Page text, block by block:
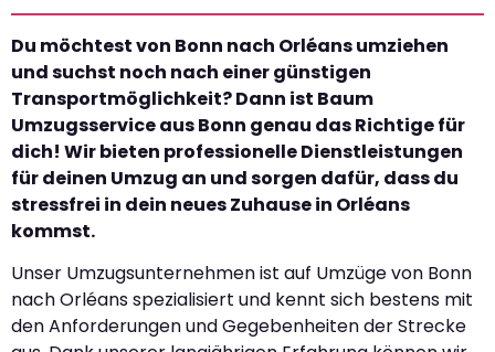
Du möchtest von Bonn nach Orléans umziehen
und suchst noch nach einer günstigen
Transportmöglichkeit? Dann ist Baum
Umzugsservice aus Bonn genau das Richtige für
dich! Wir bieten professionelle Dienstleistungen
für deinen Umzug an und sorgen dafür, dass du
stressfrei in dein neues Zuhause in Orléans
kommst.
Unser Umzugsunternehmen ist auf Umzüge von Bonn
nach Orléans spezialisiert und kennt sich bestens mit
den Anforderungen und Gegebenheiten der Strecke